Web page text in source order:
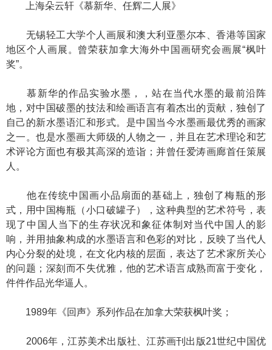
上海朵云轩《慕新华、任辉二人展》
无锡轻工大学个人画展和澳大利亚墨尔本、香港等国家
地区个人画展。曾荣获加拿大海外中国画研究会画展“枫叶
奖”。
慕新华的作品实验水墨，，站在当代水墨的最前沿阵
地，对中国破墨的技法和绘画语言有着杰出的贡献，独创了
自己的新水墨语汇和形式。是中国当今水墨画最优秀的画家
之一。也是水墨画大师级的人物之一，并且在艺术理论和艺
术评论方面也有极其高深的造诣；并曾任爱涛画廊首任策展
人。
他在传统中国画小品扇面的基础上，独创了梅瓶的形
式，用中国梅瓶（小口破罐子），这种典型的艺术符号，表
现了中国人当下的生存状况和象征体制对当代中国人的影
响，并用抽象构成的水墨语言和色彩的对比，反映了当代人
内心分裂的处境，在文化内核的层面，表达了艺术家所关心
的问题；深刻而不失优雅，他的艺术语言成熟而富于变化，
件件作品光华逼人。
1989年《回声》系列作品在加拿大荣获枫叶奖；
2006年，江苏美术出版社、江苏画刊出版21世纪中国优